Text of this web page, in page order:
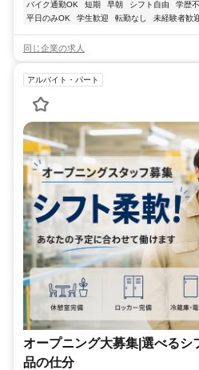
バイク通勤OK 短期 早朝 シフト自由 学歴
平日のみOK
学生歓迎 転勤なし 未経験者歓
同じ企業の求人
アルバイト・パート
オープニング大募集|選べるシ
品の仕分